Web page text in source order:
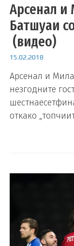
Арсенал и
Батшуаи
(видео)
15.02.2018
Арсенал и
незгодните
откако